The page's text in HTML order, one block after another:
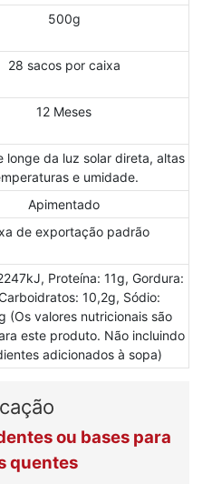
500g
28 sacos por caixa
12 Meses
longe da luz solar direta, altas
e umidade.
Apimentado
de exportação padrão
Proteína: 11g, Gordura:
10,2g, Sódio:
(Os valores nutricionais são
este produto. Não incluindo
adicionados à sopa)
ou bases para
quentes